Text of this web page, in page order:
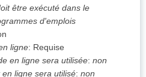
être exécuté dans le
d'emplois
ligne: Requise
en ligne sera utilisée: non
ligne sera utilisé: non